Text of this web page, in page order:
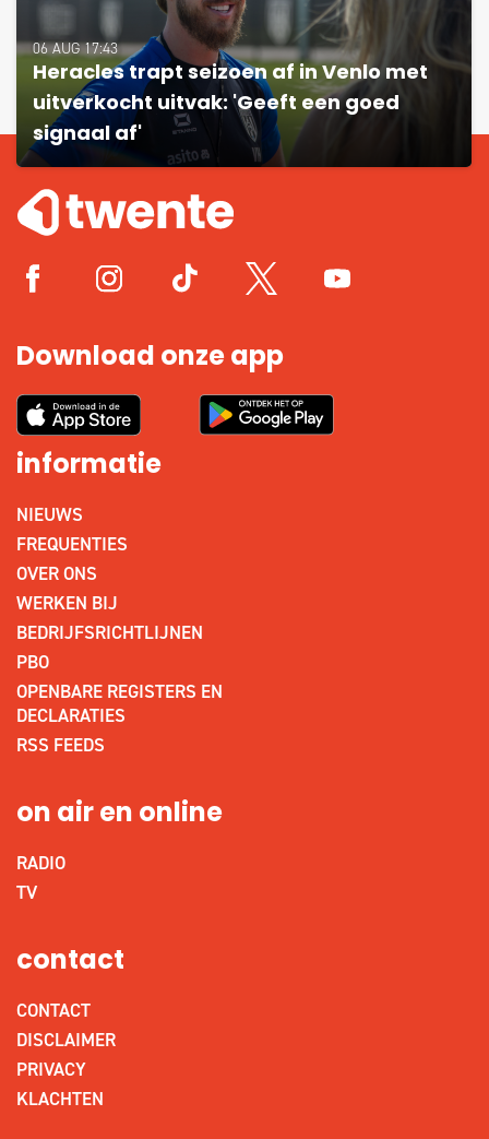
06 AUG 17:43
Heracles trapt seizoen af in Venlo met
uitverkocht uitvak: 'Geeft een goed
signaal af'
Download onze app
informatie
NIEUWS
FREQUENTIES
OVER ONS
WERKEN BIJ
BEDRIJFSRICHTLIJNEN
PBO
OPENBARE REGISTERS EN
DECLARATIES
RSS FEEDS
on air en online
RADIO
TV
contact
CONTACT
DISCLAIMER
PRIVACY
KLACHTEN